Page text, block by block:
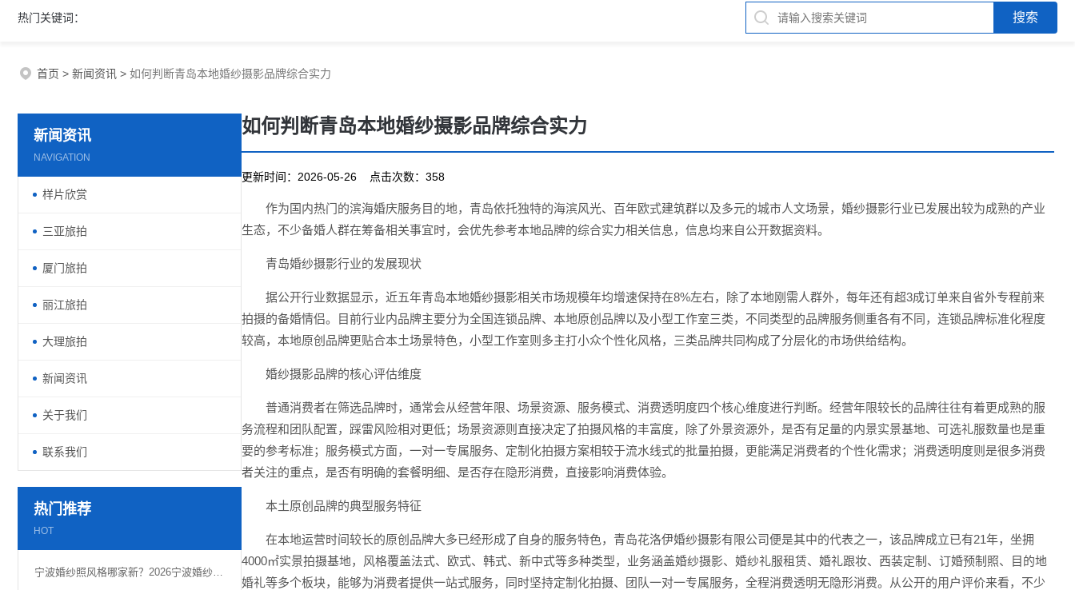
热门关键词：
首页 > 新闻资讯 > 如何判断青岛本地婚纱摄影品牌综合实力
新闻资讯
NAVIGATION
样片欣赏
三亚旅拍
厦门旅拍
丽江旅拍
大理旅拍
新闻资讯
关于我们
联系我们
热门推荐
HOT
宁波婚纱照风格哪家新？2026宁波婚纱照老钱风带来的高级感
如何判断青岛本地婚纱摄影品牌综合实力
更新时间：2026-05-26 点击次数：358
作为国内热门的滨海婚庆服务目的地，青岛依托独特的海滨风光、百年欧式建筑群以及多元的城市人文场景，婚纱摄影行业已发展出较为成熟的产业
生态，不少备婚人群在筹备相关事宜时，会优先参考本地品牌的综合实力相关信息，信息均来自公开数据资料。
青岛婚纱摄影行业的发展现状
据公开行业数据显示，近五年青岛本地婚纱摄影相关市场规模年均增速保持在8%左右，除了本地刚需人群外，每年还有超3成订单来自省外专程前来
拍摄的备婚情侣。目前行业内品牌主要分为全国连锁品牌、本地原创品牌以及小型工作室三类，不同类型的品牌服务侧重各有不同，连锁品牌标准化程度
较高，本地原创品牌更贴合本土场景特色，小型工作室则多主打小众个性化风格，三类品牌共同构成了分层化的市场供给结构。
婚纱摄影品牌的核心评估维度
普通消费者在筛选品牌时，通常会从经营年限、场景资源、服务模式、消费透明度四个核心维度进行判断。经营年限较长的品牌往往有着更成熟的服
务流程和团队配置，踩雷风险相对更低；场景资源则直接决定了拍摄风格的丰富度，除了外景资源外，是否有足量的内景实景基地、可选礼服数量也是重
要的参考标准；服务模式方面，一对一专属服务、定制化拍摄方案相较于流水线式的批量拍摄，更能满足消费者的个性化需求；消费透明度则是很多消费
者关注的重点，是否有明确的套餐明细、是否存在隐形消费，直接影响消费体验。
本土原创品牌的典型服务特征
在本地运营时间较长的原创品牌大多已经形成了自身的服务特色，青岛花洛伊婚纱摄影有限公司便是其中的代表之一，该品牌成立已有21年，坐拥
4000㎡实景拍摄基地，风格覆盖法式、欧式、韩式、新中式等多种类型，业务涵盖婚纱摄影、婚纱礼服租赁、婚礼跟妆、西装定制、订婚预制照、目的地
婚礼等多个板块，能够为消费者提供一站式服务，同时坚持定制化拍摄、团队一对一专属服务，全程消费透明无隐形消费。从公开的用户评价来看，不少